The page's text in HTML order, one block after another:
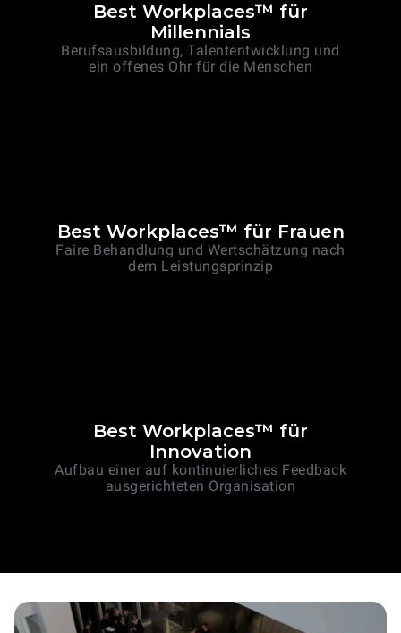
Best Workplaces™ für
Millennials
Berufsausbildung, Talententwicklung und
ein offenes Ohr für die Menschen
Best Workplaces™ für Frauen
Faire Behandlung und Wertschätzung nach
dem Leistungsprinzip
Best Workplaces™ für
Innovation
Aufbau einer auf kontinuierliches Feedback
ausgerichteten Organisation